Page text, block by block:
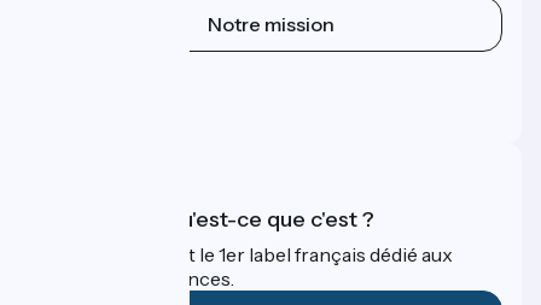
Notre mission
Accueil Vélo qu'est-ce que c'est ?
Accueil Vélo c'est le 1er label français dédié aux
cyclistes en vacances.